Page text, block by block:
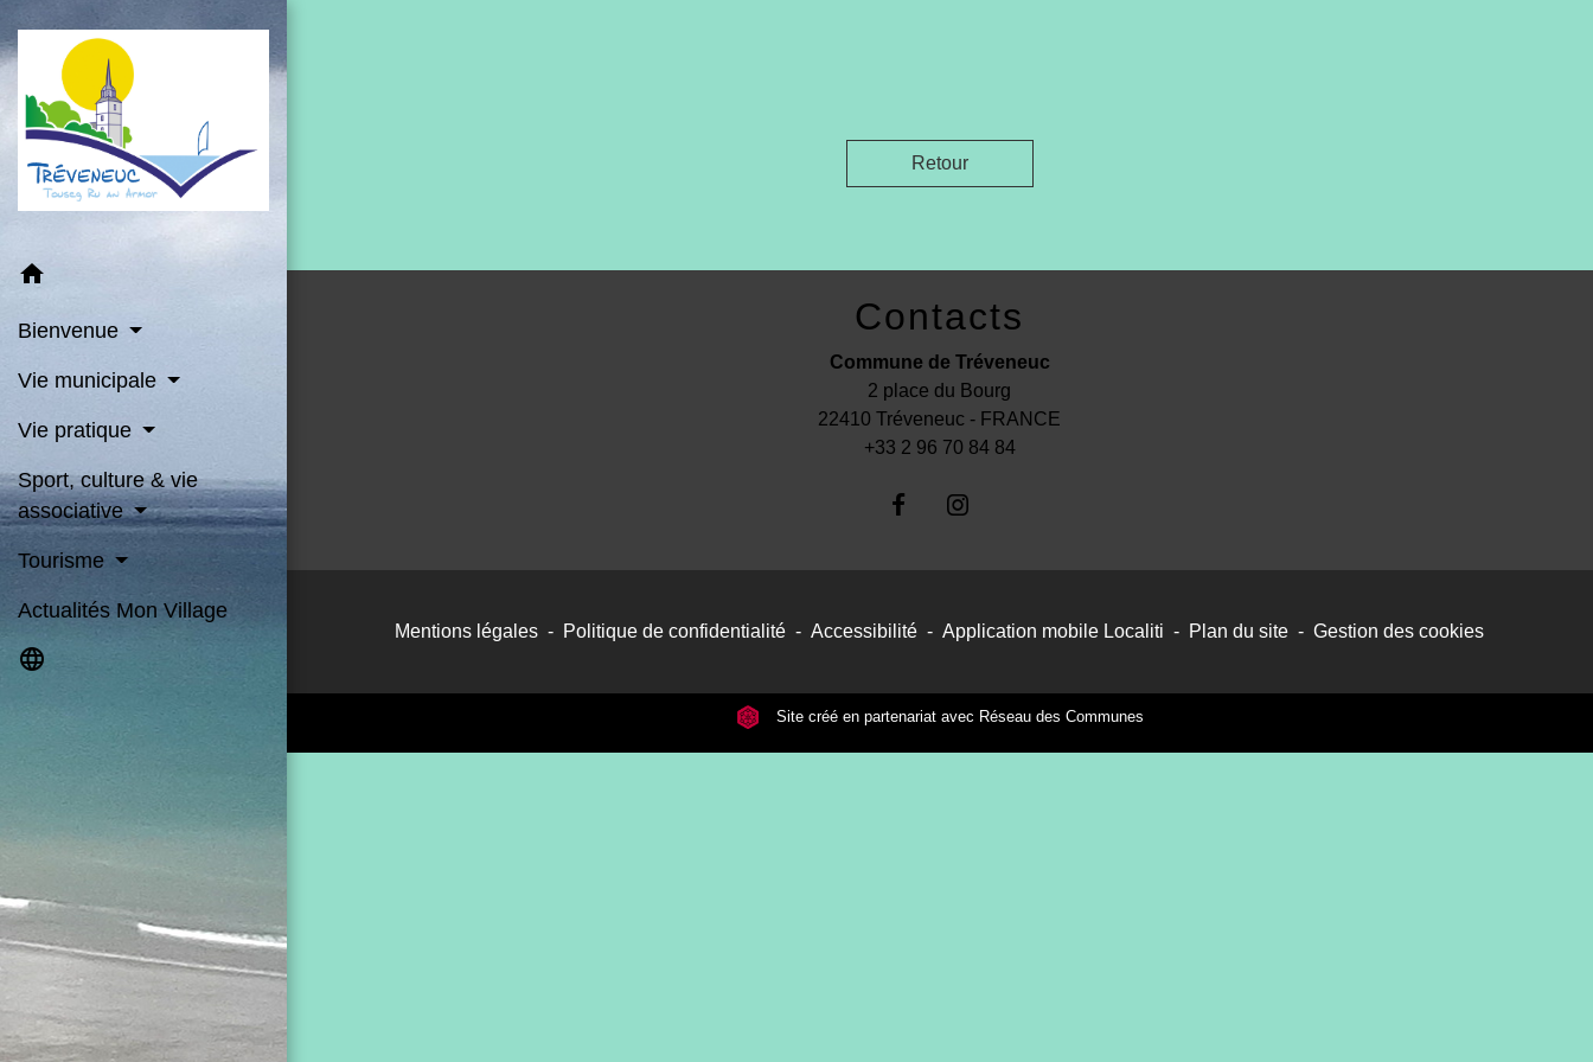
home
Bienvenue
Vie municipale
Vie pratique
Sport, culture & vie
associative
Tourisme
Actualités Mon Village
language
Retour
Contacts
Commune de Tréveneuc
2 place du Bourg
22410 Tréveneuc - FRANCE
+33 2 96 70 84 84
Mentions légales - Politique de confidentialité - Accessibilité - Application mobile Localiti - Plan du site - Gestion des cookies
Site créé en partenariat avec Réseau des Communes